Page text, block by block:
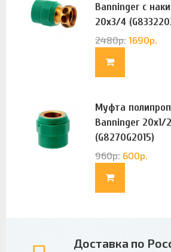
Banninger с
20х3/4
2480р. 1690р.
Муфта
Banninger 20х1/
(G8270G2015)
960р. 600р.
Доставка по